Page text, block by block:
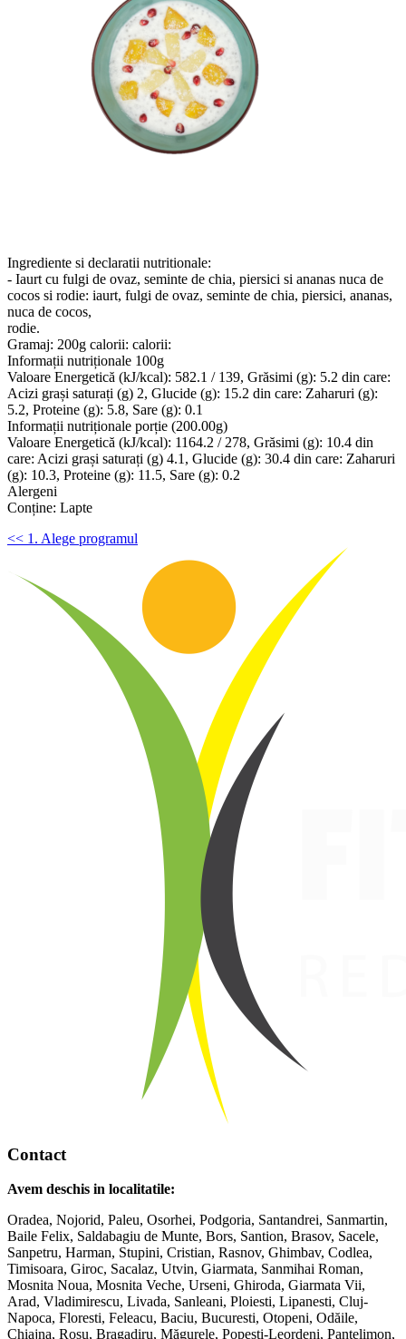
Ingrediente si declaratii nutritionale:
- Iaurt cu fulgi de ovaz, seminte de chia, piersici si ananas nuca de
cocos si rodie: iaurt, fulgi de ovaz, seminte de chia, piersici, ananas,
nuca de cocos,
rodie.
Gramaj: 200g calorii: calorii:
Informații nutriționale 100g
Valoare Energetică (kJ/kcal): 582.1 / 139, Grăsimi (g): 5.2 din care:
Acizi grași saturați (g) 2, Glucide (g): 15.2 din care: Zaharuri (g):
5.2, Proteine (g): 5.8, Sare (g): 0.1
Informații nutriționale porție (200.00g)
Valoare Energetică (kJ/kcal): 1164.2 / 278, Grăsimi (g): 10.4 din
care: Acizi grași saturați (g) 4.1, Glucide (g): 30.4 din care: Zaharuri
(g): 10.3, Proteine (g): 11.5, Sare (g): 0.2
Alergeni
Conține: Lapte
<< 1. Alege programul
Contact
Avem deschis in localitatile:
Oradea, Nojorid, Paleu, Osorhei, Podgoria, Santandrei, Sanmartin,
Baile Felix, Saldabagiu de Munte, Bors, Santion, Brasov, Sacele,
Sanpetru, Harman, Stupini, Cristian, Rasnov, Ghimbav, Codlea,
Timisoara, Giroc, Sacalaz, Utvin, Giarmata, Sanmihai Roman,
Mosnita Noua, Mosnita Veche, Urseni, Ghiroda, Giarmata Vii,
Arad, Vladimirescu, Livada, Sanleani, Ploiesti, Lipanesti, Cluj-
Napoca, Floresti, Feleacu, Baciu, Bucuresti, Otopeni, Odăile,
Chiajna, Roșu, Bragadiru, Măgurele, Popesti-Leordeni, Pantelimon,